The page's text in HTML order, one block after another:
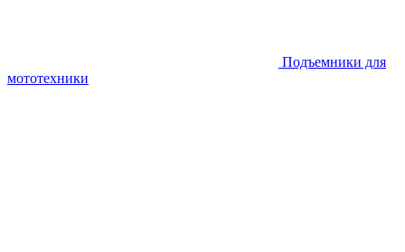
Подъемники для
мототехники